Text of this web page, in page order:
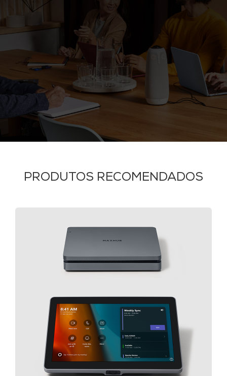
PRODUTOS RECOMENDADOS